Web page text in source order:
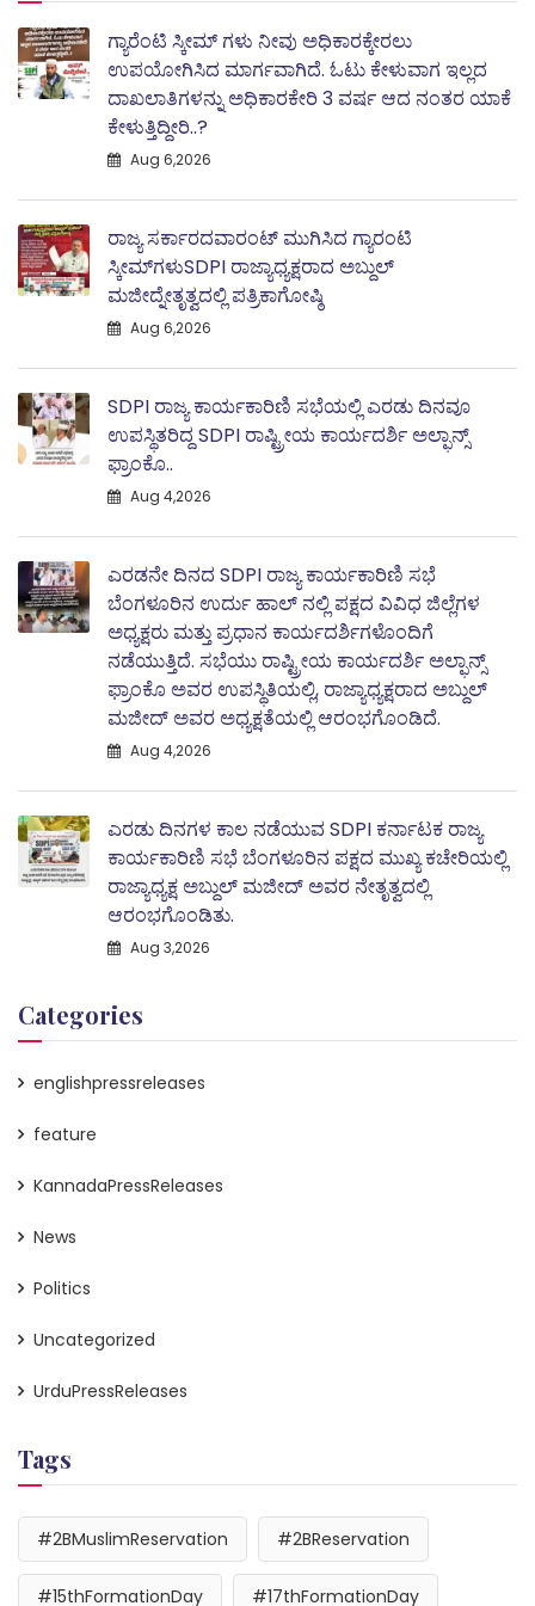
ಗ್ಯಾರೆಂಟಿ ಸ್ಕೀಮ್ ಗಳು ನೀವು ಅಧಿಕಾರಕ್ಕೇರಲು
ಉಪಯೋಗಿಸಿದ ಮಾರ್ಗವಾಗಿದೆ. ಓಟು ಕೇಳುವಾಗ ಇಲ್ಲದ
ದಾಖಲಾತಿಗಳನ್ನು ಅಧಿಕಾರಕೇರಿ 3 ವರ್ಷ ಆದ ನಂತರ ಯಾಕೆ
ಕೇಳುತ್ತಿದ್ದೀರಿ..?
Aug 6,2026
ರಾಜ್ಯ ಸರ್ಕಾರದವಾರಂಟ್ ಮುಗಿಸಿದ ಗ್ಯಾರಂಟಿ
ಸ್ಕೀಮ್‌ಗಳುSDPI ರಾಜ್ಯಾಧ್ಯಕ್ಷರಾದ ಅಬ್ದುಲ್
ಮಜೀದ್ನೇತೃತ್ವದಲ್ಲಿ ಪತ್ರಿಕಾಗೋಷ್ಠಿ
Aug 6,2026
SDPI ರಾಜ್ಯ ಕಾರ್ಯಕಾರಿಣಿ ಸಭೆಯಲ್ಲಿ ಎರಡು ದಿನವೂ
ಉಪಸ್ಥಿತರಿದ್ದ SDPI ರಾಷ್ಟ್ರೀಯ ಕಾರ್ಯದರ್ಶಿ ಅಲ್ಫಾನ್ಸ್
ಫ್ರಾಂಕೊ..
Aug 4,2026
ಎರಡನೇ ದಿನದ SDPI ರಾಜ್ಯ ಕಾರ್ಯಕಾರಿಣಿ ಸಭೆ
ಬೆಂಗಳೂರಿನ ಉರ್ದು ಹಾಲ್ ನಲ್ಲಿ ಪಕ್ಷದ ವಿವಿಧ ಜಿಲ್ಲೆಗಳ
ಅಧ್ಯಕ್ಷರು ಮತ್ತು ಪ್ರಧಾನ ಕಾರ್ಯದರ್ಶಿಗಳೊಂದಿಗೆ
ನಡೆಯುತ್ತಿದೆ. ಸಭೆಯು ರಾಷ್ಟ್ರೀಯ ಕಾರ್ಯದರ್ಶಿ ಅಲ್ಫಾನ್ಸ್
ಫ್ರಾಂಕೊ ಅವರ ಉಪಸ್ಥಿತಿಯಲ್ಲಿ, ರಾಜ್ಯಾಧ್ಯಕ್ಷರಾದ ಅಬ್ದುಲ್‌
ಮಜೀದ್‌ ಅವರ ಅಧ್ಯಕ್ಷತೆಯಲ್ಲಿ ಆರಂಭಗೊಂಡಿದೆ.
Aug 4,2026
ಎರಡು ದಿನಗಳ ಕಾಲ ನಡೆಯುವ SDPI ಕರ್ನಾಟಕ ರಾಜ್ಯ
ಕಾರ್ಯಕಾರಿಣಿ ಸಭೆ ಬೆಂಗಳೂರಿನ ಪಕ್ಷದ ಮುಖ್ಯ ಕಚೇರಿಯಲ್ಲಿ
ರಾಜ್ಯಾಧ್ಯಕ್ಷ ಅಬ್ದುಲ್‌ ಮಜೀದ್ ಅವರ ನೇತೃತ್ವದಲ್ಲಿ
ಆರಂಭಗೊಂಡಿತು.
Aug 3,2026
Categories
englishpressreleases
feature
KannadaPressReleases
News
Politics
Uncategorized
UrduPressReleases
Tags
#2BMuslimReservation #2BReservation
#15thFormationDay #17thFormationDay